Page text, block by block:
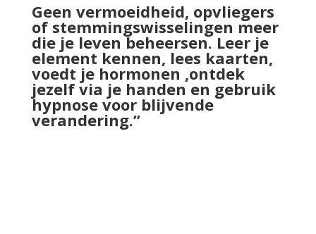
Geen vermoeidheid, opvliegers
of stemmingswisselingen meer
die je leven beheersen. Leer je
element kennen, lees kaarten,
voedt je hormonen ,ontdek
jezelf via je handen en gebruik
hypnose voor blijvende
verandering.”